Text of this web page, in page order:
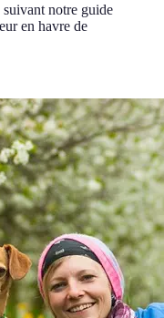
notre guide
en havre de